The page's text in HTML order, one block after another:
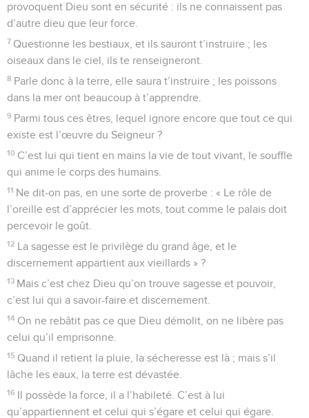
provoquent Dieu sont en sécurité : ils ne connaissent pas
d’autre dieu que leur force.
7 Questionne les bestiaux, et ils sauront t’instruire ; les
oiseaux dans le ciel, ils te renseigneront.
8 Parle donc à la terre, elle saura t’instruire ; les poissons
dans la mer ont beaucoup à t’apprendre.
9 Parmi tous ces êtres, lequel ignore encore que tout ce qui
existe est l’œuvre du Seigneur ?
10 C’est lui qui tient en mains la vie de tout vivant, le souffle
qui anime le corps des humains.
11 Ne dit-on pas, en une sorte de proverbe : « Le rôle de
l’oreille est d’apprécier les mots, tout comme le palais doit
percevoir le goût.
12 La sagesse est le privilège du grand âge, et le
discernement appartient aux vieillards » ?
13 Mais c’est chez Dieu qu’on trouve sagesse et pouvoir,
c’est lui qui a savoir-faire et discernement.
14 On ne rebâtit pas ce que Dieu démolit, on ne libère pas
celui qu’il emprisonne.
15 Quand il retient la pluie, la sécheresse est là ; mais s’il
lâche les eaux, la terre est dévastée.
16 Il possède la force, il a l’habileté. C’est à lui
qu’appartiennent et celui qui s’égare et celui qui égare.